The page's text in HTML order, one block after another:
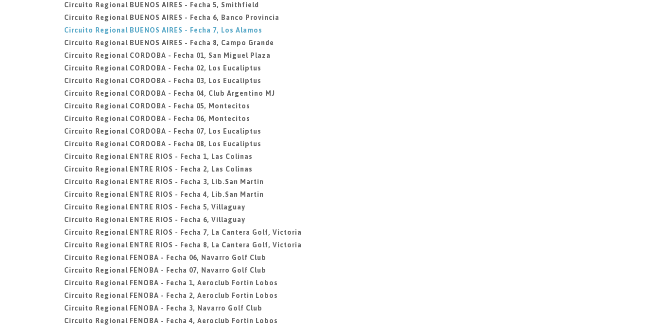
Circuito Regional BUENOS AIRES - Fecha 5, Smithfield
Circuito Regional BUENOS AIRES - Fecha 6, Banco Provincia
Circuito Regional BUENOS AIRES - Fecha 7, Los Alamos
Circuito Regional BUENOS AIRES - Fecha 8, Campo Grande
Circuito Regional CORDOBA - Fecha 01, San Miguel Plaza
Circuito Regional CORDOBA - Fecha 02, Los Eucaliptus
Circuito Regional CORDOBA - Fecha 03, Los Eucaliptus
Circuito Regional CORDOBA - Fecha 04, Club Argentino MJ
Circuito Regional CORDOBA - Fecha 05, Montecitos
Circuito Regional CORDOBA - Fecha 06, Montecitos
Circuito Regional CORDOBA - Fecha 07, Los Eucaliptus
Circuito Regional CORDOBA - Fecha 08, Los Eucaliptus
Circuito Regional ENTRE RIOS - Fecha 1, Las Colinas
Circuito Regional ENTRE RIOS - Fecha 2, Las Colinas
Circuito Regional ENTRE RIOS - Fecha 3, Lib.San Martin
Circuito Regional ENTRE RIOS - Fecha 4, Lib.San Martin
Circuito Regional ENTRE RIOS - Fecha 5, Villaguay
Circuito Regional ENTRE RIOS - Fecha 6, Villaguay
Circuito Regional ENTRE RIOS - Fecha 7, La Cantera Golf, Victoria
Circuito Regional ENTRE RIOS - Fecha 8, La Cantera Golf, Victoria
Circuito Regional FENOBA - Fecha 06, Navarro Golf Club
Circuito Regional FENOBA - Fecha 07, Navarro Golf Club
Circuito Regional FENOBA - Fecha 1, Aeroclub Fortin Lobos
Circuito Regional FENOBA - Fecha 2, Aeroclub Fortin Lobos
Circuito Regional FENOBA - Fecha 3, Navarro Golf Club
Circuito Regional FENOBA - Fecha 4, Aeroclub Fortin Lobos